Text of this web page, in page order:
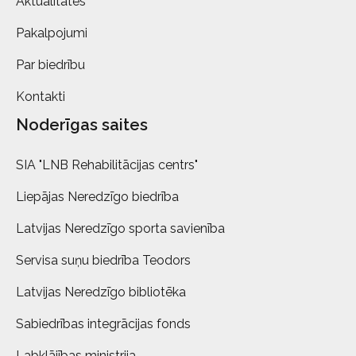
Pakalpojumi
Par biedrību
Kontakti
Noderīgas saites
SIA "LNB Rehabilitācijas centrs"
Liepājas Neredzīgo biedrība
Latvijas Neredzīgo sporta savienība
Servisa suņu biedrība Teodors
Latvijas Neredzīgo bibliotēka
Sabiedrības integrācijas fonds